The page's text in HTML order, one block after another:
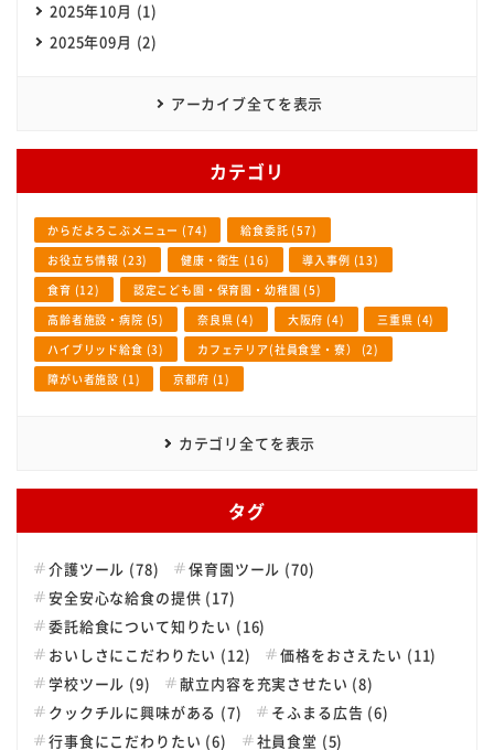
2025年10月 (1)
2025年09月 (2)
アーカイブ全てを表示
カテゴリ
からだよろこぶメニュー (74)
給食委託 (57)
お役立ち情報 (23)
健康・衛生 (16)
導入事例 (13)
食育 (12)
認定こども園・保育園・幼稚園 (5)
高齢者施設・病院 (5)
奈良県 (4) 大阪府 (4)
三重県 (4)
ハイブリッド給食 (3)
カフェテリア(社員食堂・寮） (2)
障がい者施設 (1)
京都府 (1)
カテゴリ全てを表示
タグ
介護ツール (78)
保育園ツール (70)
安全安心な給食の提供 (17)
委託給食について知りたい (16)
おいしさにこだわりたい (12)
価格をおさえたい (11)
学校ツール (9)
献立内容を充実させたい (8)
クックチルに興味がある (7)
そふまる広告 (6)
行事食にこだわりたい (6)
社員食堂 (5)